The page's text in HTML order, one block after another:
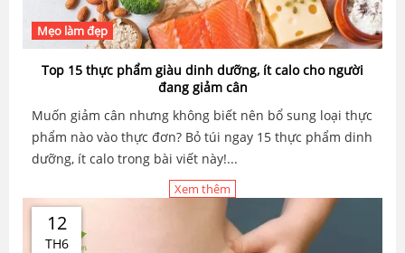
Mẹo làm đẹp
Top 15 thực phẩm giàu dinh dưỡng, ít calo cho người
đang giảm cân
Muốn giảm cân nhưng không biết nên bổ sung loại thực
phẩm nào vào thực đơn? Bỏ túi ngay 15 thực phẩm dinh
dưỡng, ít calo trong bài viết này!...
Xem thêm
12
TH6